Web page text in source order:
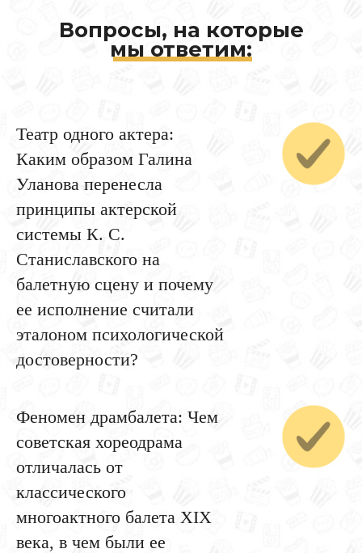
Вопросы, на которые
мы ответим:
Театр одного актера:
Каким образом Галина
Уланова перенесла
принципы актерской
системы К. С.
Станиславского на
балетную сцену и почему
ее исполнение считали
эталоном психологической
достоверности?
Феномен драмбалета: Чем
советская хореодрама
отличалась от
классического
многоактного балета XIX
века, в чем были ее